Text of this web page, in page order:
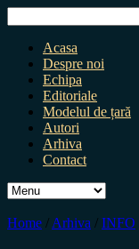
for:
Acasa
Despre noi
Echipa
Editoriale
Modelul de țară
Autori
Arhiva
Contact
Home / Arhiva / INFO